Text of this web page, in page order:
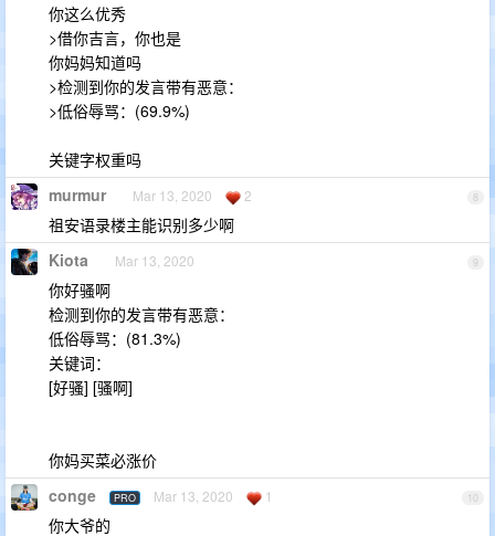
你这么优秀
>借你吉言，你也是
你妈妈知道吗
>检测到你的发言带有恶意：
>低俗辱骂：(69.9%)
关键字权重吗
8
murmur Mar 13, 2020 2
祖安语录楼主能识别多少啊
9
Kiota Mar 13, 2020
你好骚啊
检测到你的发言带有恶意：
低俗辱骂：(81.3%)
关键词：
[好骚] [骚啊]
你妈买菜必涨价
10
conge PRO Mar 13, 2020 1
你大爷的